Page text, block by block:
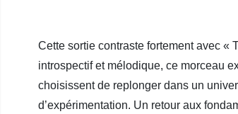
Cette sortie contraste fortement avec «
introspectif et mélodique, ce morceau
choisissent de replonger dans un
d’expérimentation. Un retour aux